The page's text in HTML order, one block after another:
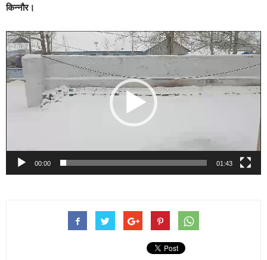
किन्नौर।
Video
Player
00:00 01:43